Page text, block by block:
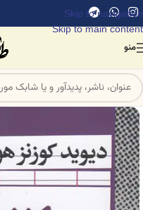
Skip to navigation
Skip to main content
منو